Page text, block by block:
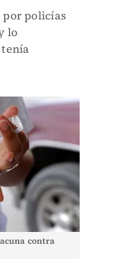
policías
lo
contra